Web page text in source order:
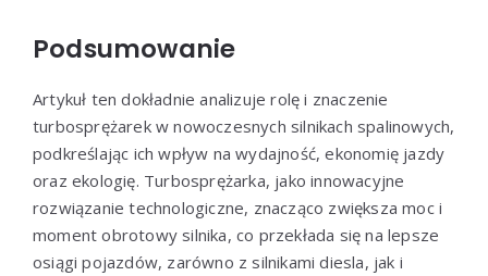
Podsumowanie
Artykuł ten dokładnie analizuje rolę i znaczenie
turbosprężarek w nowoczesnych silnikach spalinowych,
podkreślając ich wpływ na wydajność, ekonomię jazdy
oraz ekologię. Turbosprężarka, jako innowacyjne
rozwiązanie technologiczne, znacząco zwiększa moc i
moment obrotowy silnika, co przekłada się na lepsze
osiągi pojazdów, zarówno z silnikami diesla, jak i